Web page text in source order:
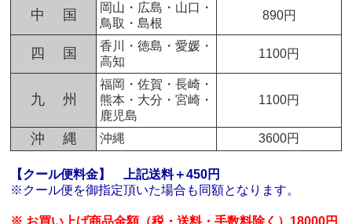
中 国
岡山・広島・山口・
鳥取・島根
890円
四 国
香川・徳島・愛媛・
高知
1100円
九 州
福岡・佐賀・長崎・
熊本・大分・宮崎・
鹿児島
1100円
沖 縄 沖縄 3600円
【クール便料金】
上記送料＋450円
※クール便を御指定頂いた場合も同額となります。
※ お買い上げ商品金額（税・送料・手数料除く）18000円